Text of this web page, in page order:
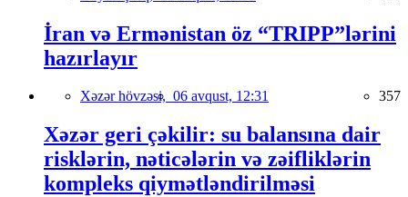
İran və Ermənistan öz “TRIPP”lərini
hazırlayır
Xəzər hövzəsi, 06 avqust, 12:31 357
Xəzər geri çəkilir: su balansına dair
risklərin, nəticələrin və zəifliklərin
kompleks qiymətləndirilməsi